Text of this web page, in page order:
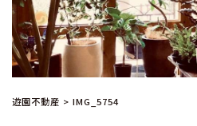
遊園不動産 > IMG_5754